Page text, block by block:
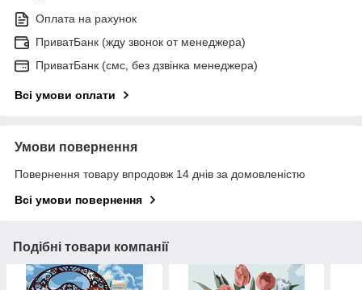
Оплата на рахунок
ПриватБанк (жду звонок от менеджера)
ПриватБанк (смс, без дзвінка менеджера)
Всі умови оплати
Умови повернення
Повернення товару впродовж 14 днів за домовленістю
Всі умови повернення
Подібні товари компанії